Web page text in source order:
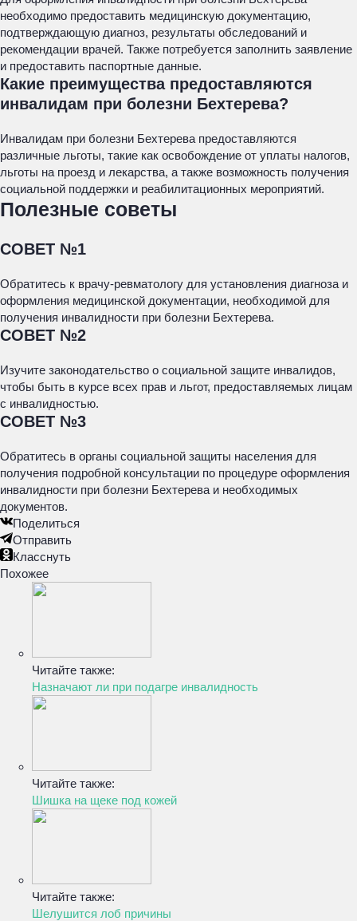
необходимо предоставить медицинскую документацию,
подтверждающую диагноз, результаты обследований и
рекомендации врачей. Также потребуется заполнить заявление
и предоставить паспортные данные.
Какие преимущества предоставляются
инвалидам при болезни Бехтерева?
Инвалидам при болезни Бехтерева предоставляются
различные льготы, такие как освобождение от уплаты налогов,
льготы на проезд и лекарства, а также возможность получения
социальной поддержки и реабилитационных мероприятий.
Полезные советы
СОВЕТ №1
Обратитесь к врачу-ревматологу для установления диагноза и
оформления медицинской документации, необходимой для
получения инвалидности при болезни Бехтерева.
СОВЕТ №2
Изучите законодательство о социальной защите инвалидов,
чтобы быть в курсе всех прав и льгот, предоставляемых лицам
с инвалидностью.
СОВЕТ №3
Обратитесь в органы социальной защиты населения для
получения подробной консультации по процедуре оформления
инвалидности при болезни Бехтерева и необходимых
документов.
Поделиться
Отправить
Класснуть
Похожее
Читайте также:
Назначают ли при подагре инвалидность
Читайте также:
Шишка на щеке под кожей
Читайте также:
Шелушится лоб причины